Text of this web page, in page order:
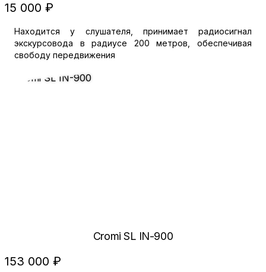
15 000 ₽
Находится у слушателя, принимает радиосигнал
экскурсовода в радиусе 200 метров, обеспечивая
свободу передвижения
Cromi SL IN-900
153 000 ₽